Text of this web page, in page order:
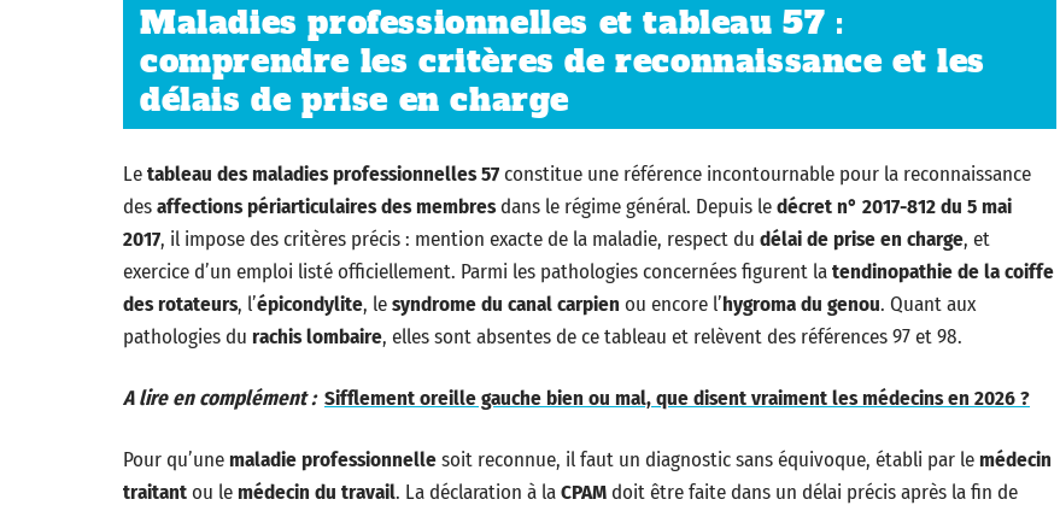
Maladies professionnelles et tableau 57 :
comprendre les critères de reconnaissance et les
délais de prise en charge
Letableau des maladies professionnelles 57constitue une référence incontournable pour la reconnaissance
desaffections périarticulaires des membresdans le régime général. Depuis ledécret n° 2017-812 du 5 mai
2017, il impose des critères précis : mention exacte de la maladie, respect du délai de prise en charge, et
exercice d’un emploi listé officiellement. Parmi les pathologies concernées figurent latendinopathie de la coiffe
des rotateurs, l’épicondylite, lesyndrome du canal carpien ou encore l’hygroma du genou. Quant aux
pathologies du rachis lombaire, elles sont absentes de ce tableau et relèvent des références 97 et 98.
A lire en complément : Sifflement oreille gauche bien ou mal, que disent vraiment les médecins en 2026 ?
Pour qu’unemaladie professionnellesoit reconnue, il faut un diagnostic sans équivoque, établi par lemédecin
traitantou lemédecin du travail. La déclaration à laCPAMdoit être faite dans un délai précis après la fin de